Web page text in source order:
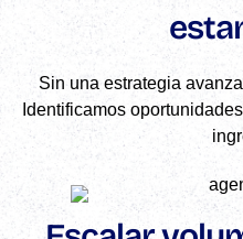
Sin una estrategia
Identificamos